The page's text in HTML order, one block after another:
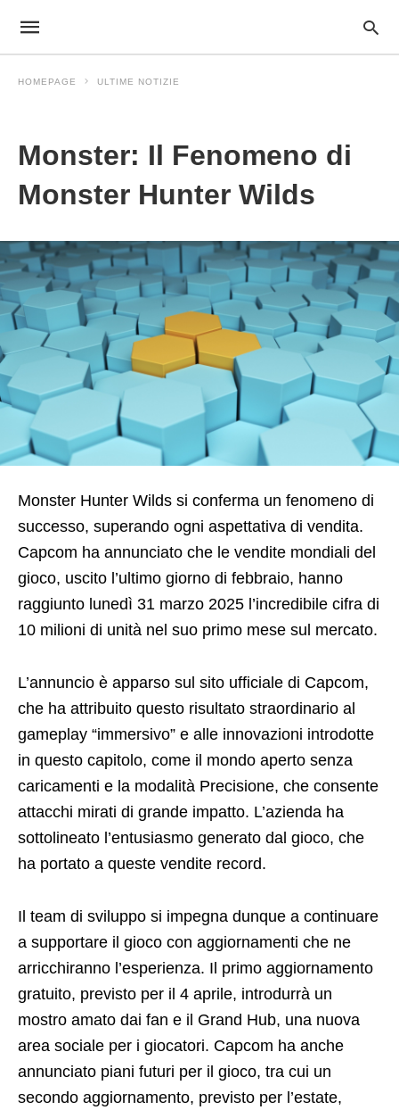
HOMEPAGE ULTIME NOTIZIE
Monster: Il Fenomeno di
Monster Hunter Wilds
Monster Hunter Wilds si conferma un fenomeno di
successo, superando ogni aspettativa di vendita.
Capcom ha annunciato che le vendite mondiali del
gioco, uscito l’ultimo giorno di febbraio, hanno
raggiunto lunedì 31 marzo 2025 l’incredibile cifra di
10 milioni di unità nel suo primo mese sul mercato.
L’annuncio è apparso sul sito ufficiale di Capcom,
che ha attribuito questo risultato straordinario al
gameplay “immersivo” e alle innovazioni introdotte
in questo capitolo, come il mondo aperto senza
caricamenti e la modalità Precisione, che consente
attacchi mirati di grande impatto. L’azienda ha
sottolineato l’entusiasmo generato dal gioco, che
ha portato a queste vendite record.
Il team di sviluppo si impegna dunque a continuare
a supportare il gioco con aggiornamenti che ne
arricchiranno l’esperienza. Il primo aggiornamento
gratuito, previsto per il 4 aprile, introdurrà un
mostro amato dai fan e il Grand Hub, una nuova
area sociale per i giocatori. Capcom ha anche
annunciato piani futuri per il gioco, tra cui un
secondo aggiornamento, previsto per l’estate,